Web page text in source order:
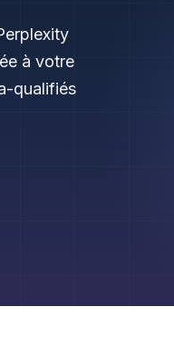
à votre
qualifiés